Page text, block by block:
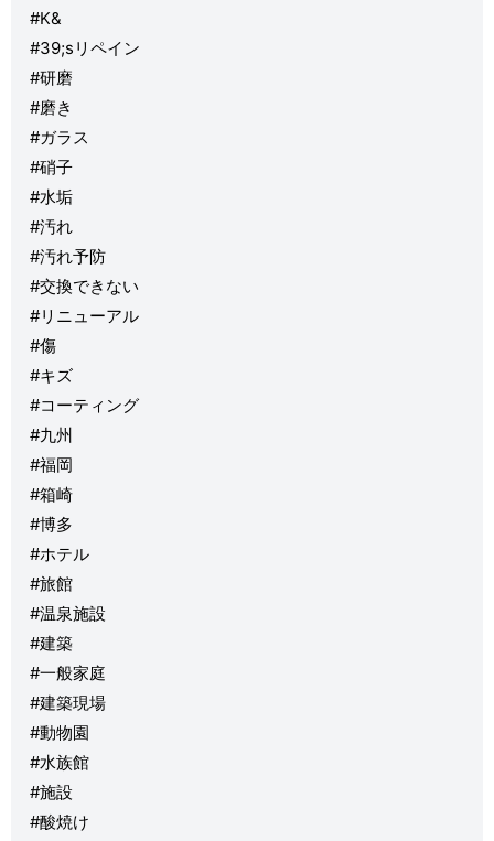
#K&
#39;sリペイン
#研磨
#磨き
#ガラス
#硝子
#水垢
#汚れ
#汚れ予防
#交換できない
#リニューアル
#傷
#キズ
#コーティング
#九州
#福岡
#箱崎
#博多
#ホテル
#旅館
#温泉施設
#建築
#一般家庭
#建築現場
#動物園
#水族館
#施設
#酸焼け